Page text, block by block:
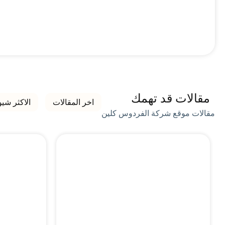
مقالات قد تهمك
مقالات موقع شركة الفردوس كلين
اخر المقالات الاكثر